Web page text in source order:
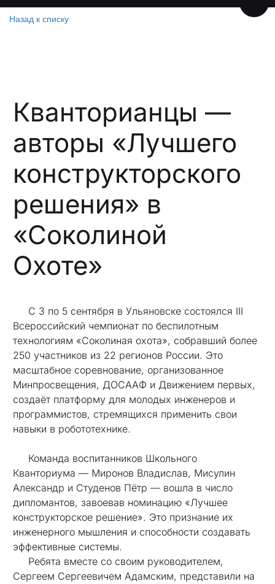
Назад к списку
Кванторианцы —
авторы «Лучшего
конструкторского
решения» в
«Соколиной
Охоте»
С 3 по 5 сентября в Ульяновске состоялся III
Всероссийский чемпионат по беспилотным
технологиям «Соколиная охота», собравший более
250 участников из 22 регионов России. Это
масштабное соревнование, организованное
Минпросвещения, ДОСААФ и Движением первых,
создаёт платформу для молодых инженеров и
программистов, стремящихся применить свои
навыки в робототехнике.
Команда воспитанников Школьного
Кванториума — Миронов Владислав, Мисулин
Александр и Студенов Пётр — вошла в число
дипломантов, завоевав номинацию «Лучшее
конструкторское решение». Это признание их
инженерного мышления и способности создавать
эффективные системы.
Ребята вместе со своим руководителем,
Сергеем Сергеевичем Адамским, представили на